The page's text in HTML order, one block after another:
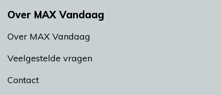
Over MAX Vandaag
Over MAX Vandaag
Veelgestelde vragen
Contact